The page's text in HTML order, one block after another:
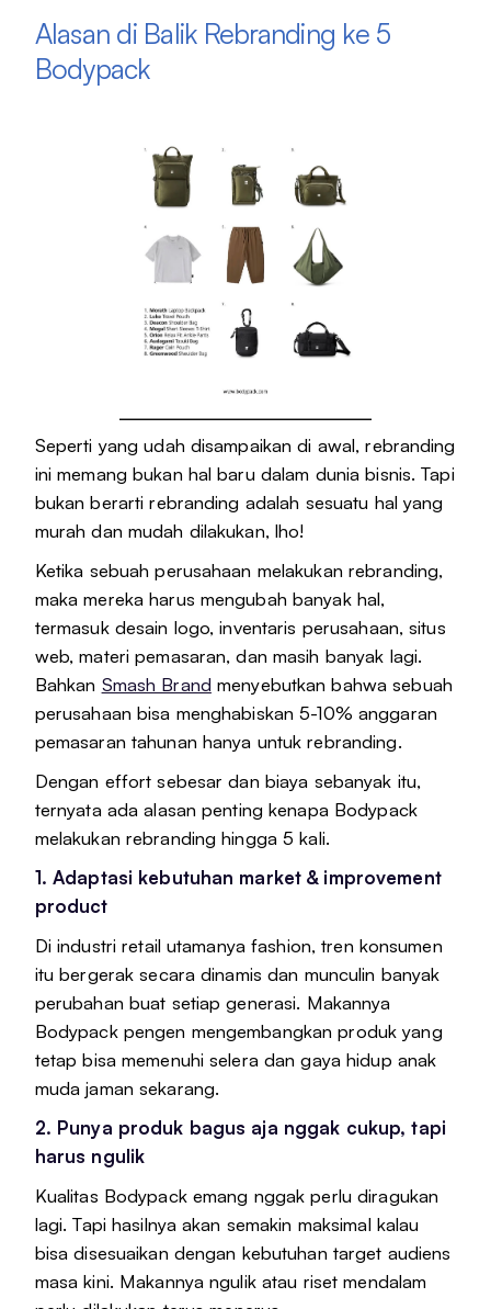
Alasan di Balik Rebranding ke 5
Bodypack
Seperti yang udah disampaikan di awal, rebranding
ini memang bukan hal baru dalam dunia bisnis. Tapi
bukan berarti rebranding adalah sesuatu hal yang
murah dan mudah dilakukan, lho!
Ketika sebuah perusahaan melakukan rebranding,
maka mereka harus mengubah banyak hal,
termasuk desain logo, inventaris perusahaan, situs
web, materi pemasaran, dan masih banyak lagi.
Bahkan Smash Brand menyebutkan bahwa sebuah
perusahaan bisa menghabiskan 5-10% anggaran
pemasaran tahunan hanya untuk rebranding.
Dengan effort sebesar dan biaya sebanyak itu,
ternyata ada alasan penting kenapa Bodypack
melakukan rebranding hingga 5 kali.
1. Adaptasi kebutuhan market & improvement
product
Di industri retail utamanya fashion, tren konsumen
itu bergerak secara dinamis dan munculin banyak
perubahan buat setiap generasi. Makannya
Bodypack pengen mengembangkan produk yang
tetap bisa memenuhi selera dan gaya hidup anak
muda jaman sekarang.
2. Punya produk bagus aja nggak cukup, tapi
harus ngulik
Kualitas Bodypack emang nggak perlu diragukan
lagi. Tapi hasilnya akan semakin maksimal kalau
bisa disesuaikan dengan kebutuhan target audiens
masa kini. Makannya ngulik atau riset mendalam